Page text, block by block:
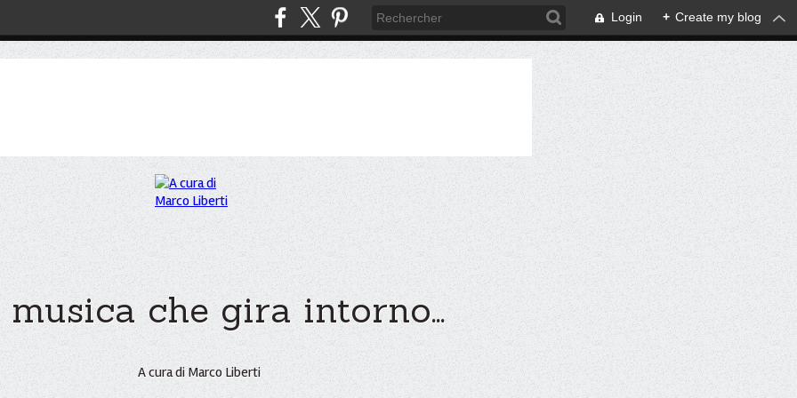
Login + Create my blog
che gira intorno...
A cura di Marco Liberti